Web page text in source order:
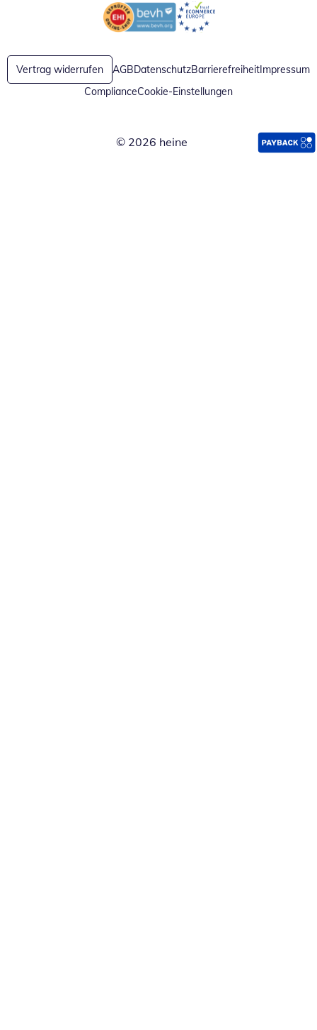
Öffnet in neuem FensterÖffnet in neuem Fenster
Vertrag widerrufen AGBDatenschutzBarrierefreiheitImpressum
ComplianceCookie-Einstellungen
© 2026 heine